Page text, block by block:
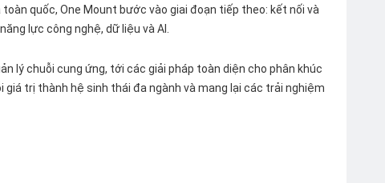
quốc, One Mount bước vào giai đoạn tiếp theo: kết nối và
lực công nghệ, dữ liệu và AI.
lý chuỗi cung ứng, tới các giải pháp toàn diện cho phân khúc
trị thành hệ sinh thái đa ngành và mang lại các trải nghiệm